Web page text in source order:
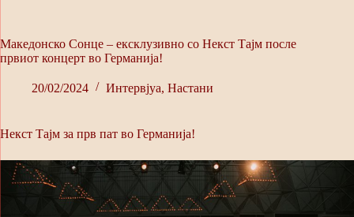
Македонско Сонце – eксклузивно со Некст Тајм после
првиот концерт во Германија!
20/02/2024 Интервјуa, Настани
Некст Тајм за прв пат во Германија!